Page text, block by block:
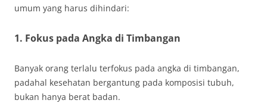
umum yang harus dihindari:
1. Fokus pada Angka di Timbangan
Banyak orang terlalu terfokus pada angka di timbangan,
padahal kesehatan bergantung pada komposisi tubuh,
bukan hanya berat badan.